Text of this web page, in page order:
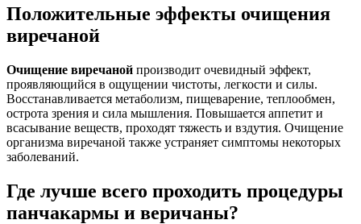
Положительные эффекты очищения
виречаной
Очищение виречаной производит очевидный эффект,
проявляющийся в ощущении чистоты, легкости и силы.
Восстанавливается метаболизм, пищеварение, теплообмен,
острота зрения и сила мышления. Повышается аппетит и
всасывание веществ, проходят тяжесть и вздутия. Очищение
организма виречаной также устраняет симптомы некоторых
заболеваний.
Где лучше всего проходить процедуры
панчакармы и веричаны?